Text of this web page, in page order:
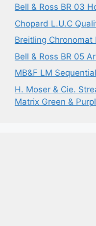
Bell & Ross BR 03
Chopard L.U.C
Breitling Chronomat
Bell & Ross BR 05
MB&F LM
H. Moser & Cie.
Matrix Green &